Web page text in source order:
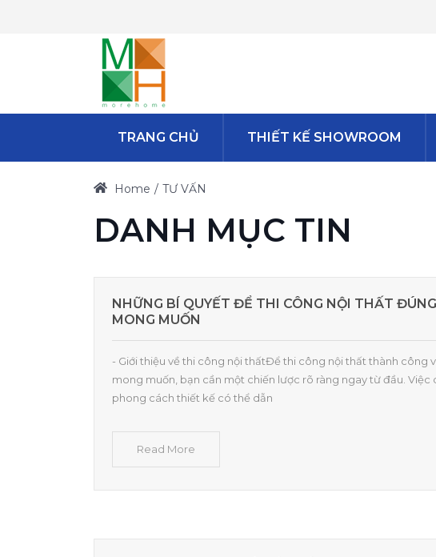
TRANG CHỦ THIẾT KẾ SHOWROOM
Home TƯ VẤN
DANH MỤC TIN
NHỮNG BÍ QUYẾT ĐỂ THI CÔNG NỘI THẤT
MONG MUỐN
- Giới thiệu về thi công nội thấtĐể thi công nội thất thành công
mong muốn, bạn cần một chiến lược rõ ràng ngay từ đầu. Việc
phong cách thiết kế có thể dẫn
Read More